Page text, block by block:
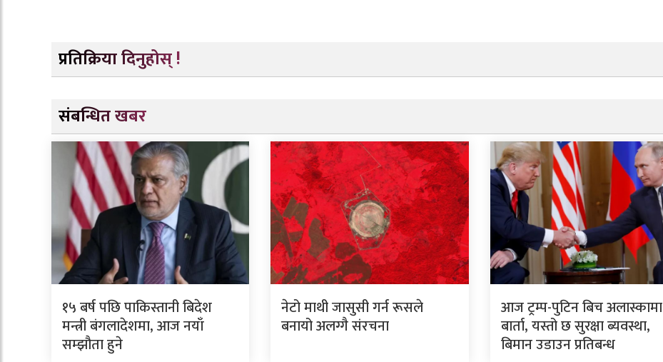
प्रतिक्रिया दिनुहोस् !
संबन्धित खबर
१५ बर्ष पछि पाकिस्तानी बिदेश
मन्त्री बंगलादेशमा, आज नयाँ
सम्झौता हुने
नेटो माथी जासुसी गर्न रूसले
बनायो अलग्गै संरचना
आज ट्रम्प-पुटिन बिच अलास्कामा
बार्ता, यस्तो छ सुरक्षा ब्यवस्था,
बिमान उडाउन प्रतिबन्ध